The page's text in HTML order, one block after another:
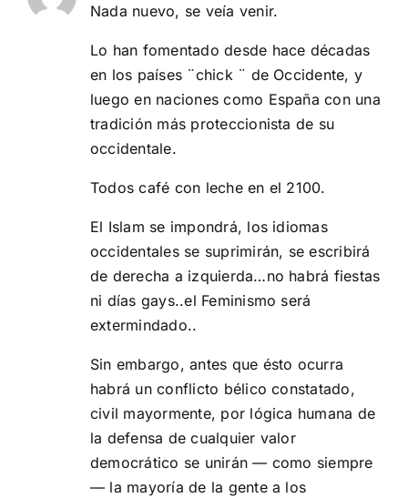
Nada nuevo, se veía venir.
Lo han fomentado desde hace décadas
en los países ¨chick ¨ de Occidente, y
luego en naciones como España con una
tradición más proteccionista de su
occidentale.
Todos café con leche en el 2100.
El Islam se impondrá, los idiomas
occidentales se suprimirán, se escribirá
de derecha a izquierda…no habrá fiestas
ni días gays..el Feminismo será
extermindado..
Sin embargo, antes que ésto ocurra
habrá un conflicto bélico constatado,
civil mayormente, por lógica humana de
la defensa de cualquier valor
democrático se unirán — como siempre
— la mayoría de la gente a los